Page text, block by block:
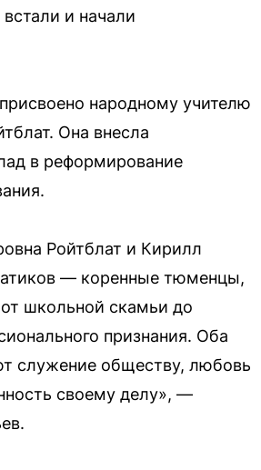
и начали
народному учителю
Она внесла
в реформирование
Ройтблат и Кирилл
— коренные тюменцы,
школьной скамьи до
признания. Оба
служение обществу, любовь
своему делу», —